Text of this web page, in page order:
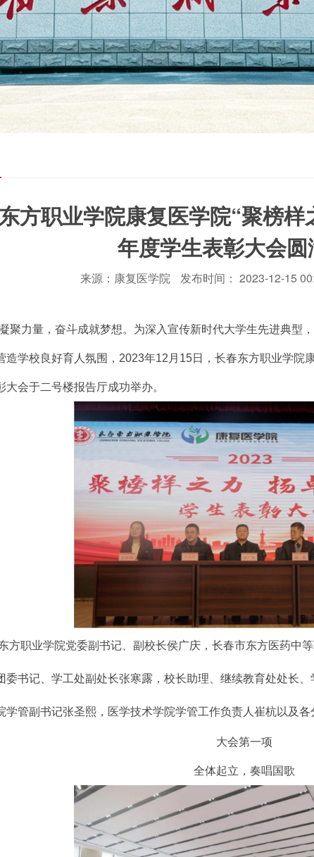
方职业学院康复医学院“聚榜
年度学生表彰大会
来源：康复医学院 发布时间： 2023-12-15
聚力量，奋斗成就梦想。为深入宣传新时代大学生先进典型
造学校良好育人氛围，2023年12月15日，长春东方职业学院
大会于二号楼报告厅成功举办。
方职业学院党委副书记、副校长侯广庆，长春市东方医药中
委书记、学工处副处长张寒露，校长助理、继续教育处处长
学管副书记张圣熙，医学技术学院学管工作负责人崔杭以及
大会第一项
全体起立，奏唱国歌